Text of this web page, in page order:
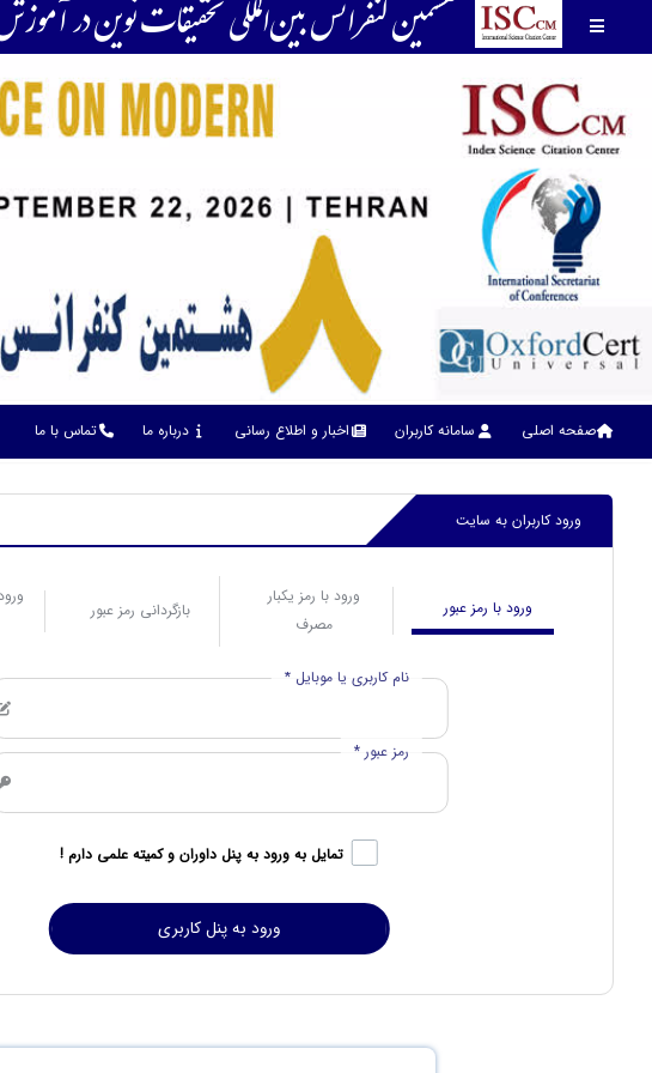
هشتمین كنفرانس بين‌المللي تحقیقات نوین در
صفحه اصلی سامانه کاربران اخبار و اطلاع رسانی درباره ما تماس با ما
ورود کاربران به سایت
ورود با رمز عبور
ورود با رمز یکبار
مصرف
بازگردانی رمز عبور
نام کاربری یا موبایل *
رمز عبور *
تمایل به ورود به پنل داوران و کمیته علمی دارم !
ورود به پنل کاربری